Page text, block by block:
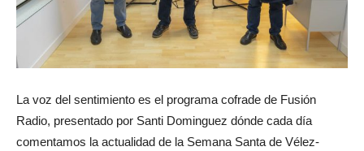
La voz del sentimiento es el programa cofrade de Fusión
Radio, presentado por Santi Dominguez dónde cada día
comentamos la actualidad de la Semana Santa de Vélez-